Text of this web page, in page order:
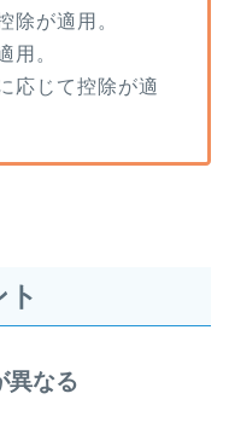
除が適用。
用。
応じて控除が適
異なる